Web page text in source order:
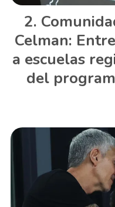
Celman:
a escuelas
del